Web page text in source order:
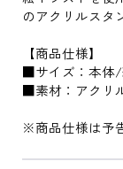
のアクリルスタ
【商品仕様】
■サイズ：本体/
■素材：アクリ
※商品仕様は予